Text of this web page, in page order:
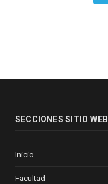
SECCIONES SITIO WEB
Inicio
Facultad